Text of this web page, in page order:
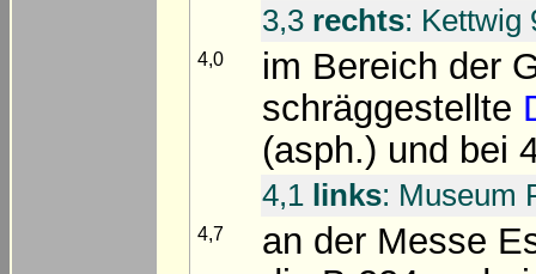
3,3 rechts: Kettwig
4,0
im Bereich der
schräggestellte
(asph.) und bei
4,1 links: Museum
4,7
an der Messe